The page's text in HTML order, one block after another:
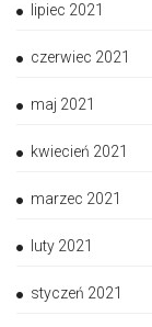
lipiec 2021
czerwiec 2021
maj 2021
kwiecień 2021
marzec 2021
luty 2021
styczeń 2021